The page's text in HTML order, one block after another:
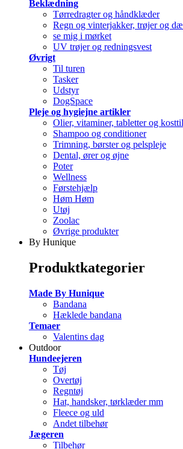
Beklædning
Tørredragter og håndklæder
Regn og vinterjakker, trøjer og
se mig i mørket
UV trøjer og redningsvest
Øvrigt
Til turen
Tasker
Udstyr
DogSpace
Pleje og hygiejne artikler
Olier, vitaminer, tabletter og
Shampoo og conditioner
Trimning, børster og pelspleje
Dental, ører og øjne
Poter
Wellness
Førstehjælp
Høm Høm
Utøj
Zoolac
Øvrige produkter
By Hunique
Produktkategorier
Made By Hunique
Bandana
Hæklede bandana
Temaer
Valentins dag
Outdoor
Hundeejeren
Tøj
Overtøj
Regntøj
Hat, handsker, tørklæder mm
Fleece og uld
Andet tilbehør
Jægeren
Tilbehør